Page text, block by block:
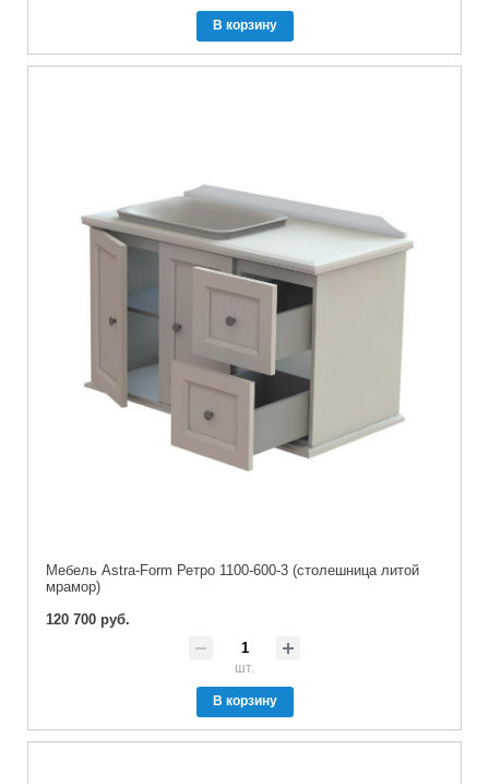
В корзину
Мебель Astra-Form Ретро 1100-600-3 (столешница литой
мрамор)
120 700 руб.
шт.
В корзину